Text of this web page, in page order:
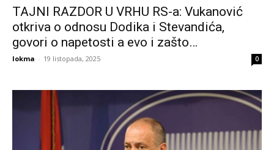
TAJNI RAZDOR U VRHU RS-a: Vukanović
otkriva o odnosu Dodika i Stevandića,
govori o napetosti a evo i zašto…
lokma - 19 listopada, 2025 0